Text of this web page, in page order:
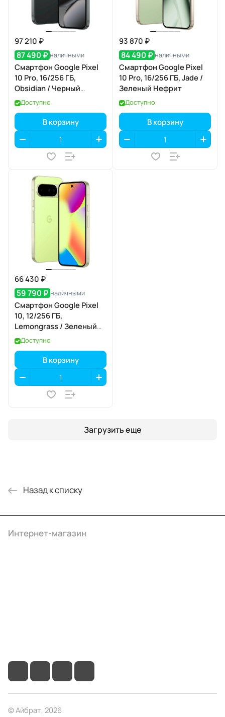
97 210 ₽
87 490 ₽ наличными
Смартфон Google Pixel
10 Pro, 16/256 ГБ,
Obsidian / Черный
Обсидиан
Доступно
В корзину
93 870 ₽
84 490 ₽ наличными
Смартфон Google Pixel
10 Pro, 16/256 ГБ, Jade /
Зеленый Нефрит
Доступно
В корзину
66 430 ₽
59 790 ₽ наличными
Смартфон Google Pixel
10, 12/256 ГБ,
Lemongrass / Зеленый
Лемонграсс
Доступно
В корзину
Загрузить еще
Назад к списку
Интернет-магазин
© Айбрат, 2026